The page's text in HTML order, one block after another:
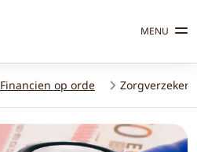
MENU
Financien op orde